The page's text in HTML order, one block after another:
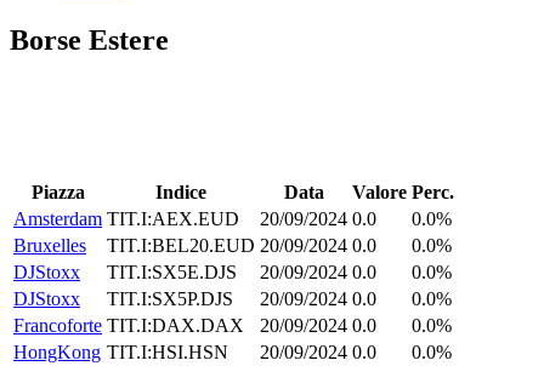
Borse Estere
Piazza Indice Data Valore Perc.
Amsterdam TIT.I:AEX.EUD 20/09/2024 0.0
0.0%
Bruxelles
TIT.I:BEL20.EUD 20/09/2024 0.0
0.0%
DJStoxx
TIT.I:SX5E.DJS 20/09/2024 0.0
0.0%
DJStoxx
TIT.I:SX5P.DJS 20/09/2024 0.0
0.0%
Francoforte TIT.I:DAX.DAX 20/09/2024 0.0
0.0%
HongKong TIT.I:HSI.HSN 20/09/2024 0.0
0.0%